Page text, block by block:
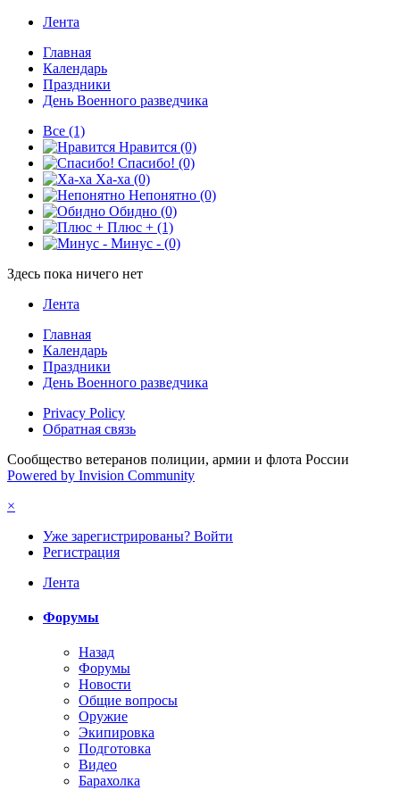
Лента
Главная
Календарь
Праздники
День Военного разведчика
Все (1)
Нравится (0)
Спасибо! (0)
Ха-ха (0)
Непонятно (0)
Обидно (0)
Плюс + (1)
Минус - (0)
Здесь пока ничего нет
Лента
Главная
Календарь
Праздники
День Военного разведчика
Privacy Policy
Обратная связь
Сообщество ветеранов полиции, армии и флота России
Powered by Invision Community
×
Уже зарегистрированы? Войти
Регистрация
Лента
Форумы
Назад
Форумы
Новости
Общие вопросы
Оружие
Экипировка
Подготовка
Видео
Барахолка